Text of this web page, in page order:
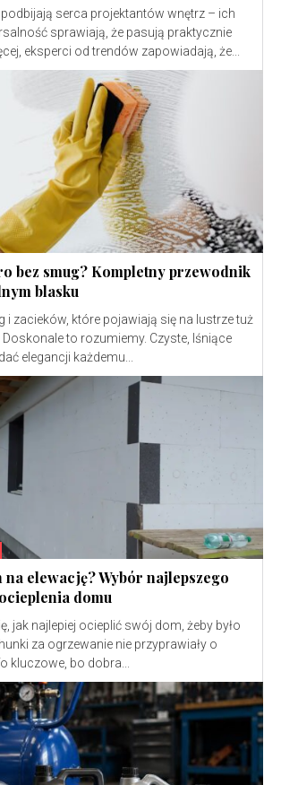
podbijają serca projektantów wnętrz – ich
sprawiają, że pasują praktycznie
eksperci od trendów zapowiadają, że...
bez smug? Kompletny przewodnik
blasku
i zacieków, które pojawiają się na lustrze tuż
to rozumiemy. Czyste, lśniące
elegancji każdemu...
na elewację? Wybór najlepszego
domu
jak najlepiej ocieplić swój dom, żeby było
za ogrzewanie nie przyprawiały o
kluczowe, bo dobra...